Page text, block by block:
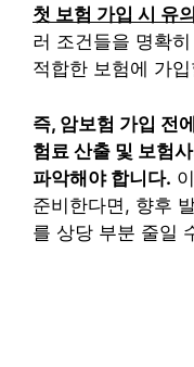
첫 보험 가입 시 유
러 조건들을 명확
적합한 보험에 가
즉, 암보험 가입 전
험료 산출 및 보험
파악해야 합니다.
준비한다면, 향후
를 상당 부분 줄일